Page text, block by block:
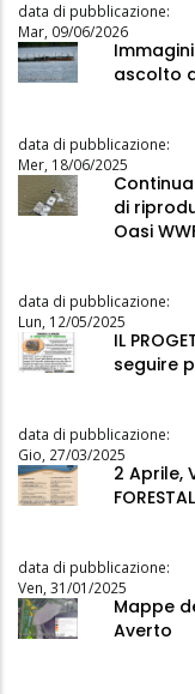
data di pubblicazione:
Mar, 09/06/2026
ascolto
data di pubblicazione:
Mer, 18/06/2025
di
Oasi
data di pubblicazione:
Lun, 12/05/2025
IL
seguire
data di pubblicazione:
Gio, 27/03/2025
2 Aprile,
data di pubblicazione:
Ven, 31/01/2025
Mappe
Averto